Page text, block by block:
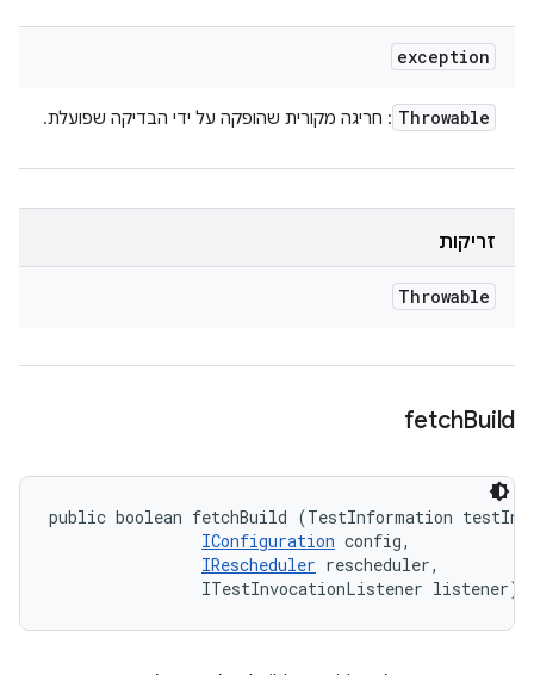
exception
Throwable : חריגה מקורית שהופקה על ידי הבדיקה שפועלת.
זריקות
Throwable
fetchBuild
public boolean fetchBuild (TestInformation
IConfiguration config,
IRescheduler rescheduler,
                ITestInvocationListener listener)